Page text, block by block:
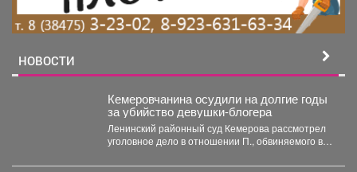
НОВОСТИ
Кемеровчанина осудили на долгие годы
за убийство девушки-блогера
Ленинский районный суд Кемерова рассмотрел
уголовное дело в отношении П., обвиняемого в